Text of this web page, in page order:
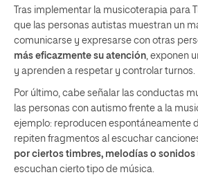
Tras implementar la musicoterapia para
que las personas autistas muestran un
comunicarse y expresarse con otras
más eficazmente su atención , exponen
y aprenden a respetar y controlar turnos.
Por último, cabe señalar las conductas
las personas con autismo frente a la
ejemplo: reproducen espontáneamente
repiten fragmentos al escuchar
por ciertos timbres, melodías o sonidos
escuchan cierto tipo de música.